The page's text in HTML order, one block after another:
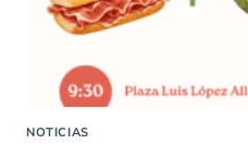
NOTICIAS